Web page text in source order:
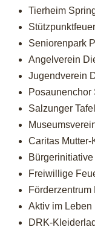
Tierheim
Seniorenpark
Angelverein
Jugendverein
Posaunenchor
Salzunger
Caritas Mutter-
Freiwillige
Aktiv im Leben
DRK-